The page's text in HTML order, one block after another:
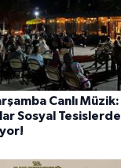
Canlı Müzik:
Sosyal Tesislerde